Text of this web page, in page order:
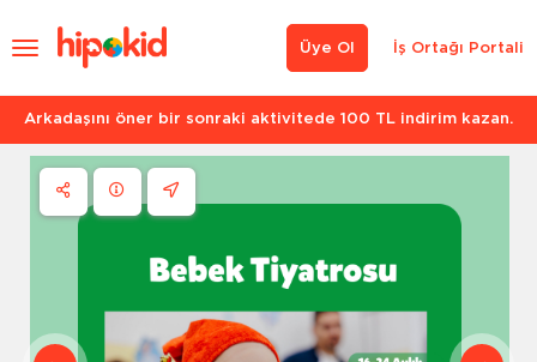
İş Ortağı Portali
Üye Ol
Arkadaşını öner bir sonraki aktivitede 100 TL indirim kazan.